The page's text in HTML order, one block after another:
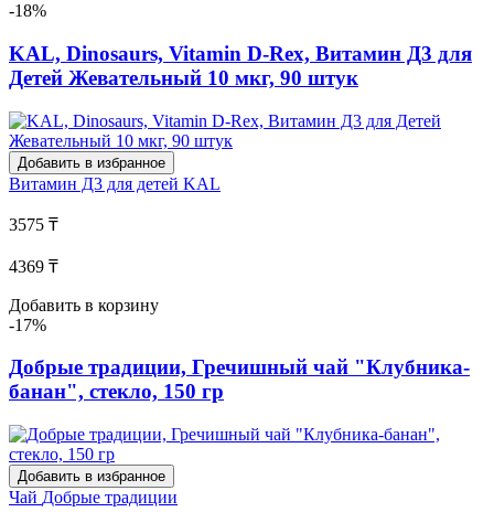
-18%
KAL, Dinosaurs, Vitamin D-Rex, Витамин Д3 для
Детей Жевательный 10 мкг, 90 штук
Добавить в избранное
Витамин Д3 для детей KAL
3575 ₸
4369 ₸
Добавить в корзину
-17%
Добрые традиции, Гречишный чай "Клубника-
банан", стекло, 150 гр
Добавить в избранное
Чай Добрые традиции